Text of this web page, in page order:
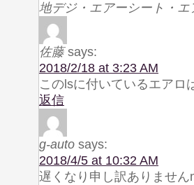
地デジ・エアーシート・エ
佐藤 says:
2018/2/18 at 3:23 AM
このlsに付いているエアロ
返信
g-auto says:
2018/4/5 at 10:32 AM
遅くなり申し訳ありません